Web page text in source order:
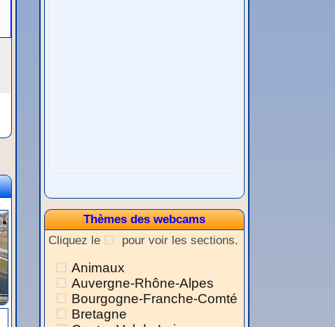
Thèmes des webcams
Cliquez le
pour voir les sections.
Animaux
Auvergne-Rhône-Alpes
Bourgogne-Franche-Comté
Bretagne